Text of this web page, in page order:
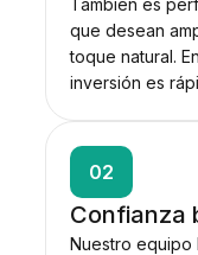
que desean
toque natural.
inversión es
02
Confianza
Nuestro equipo